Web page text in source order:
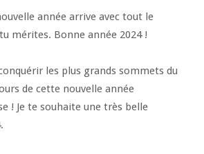
année arrive avec tout le
mérites. Bonne année 2024 !
les plus grands sommets du
de cette nouvelle année
! Je te souhaite une très belle